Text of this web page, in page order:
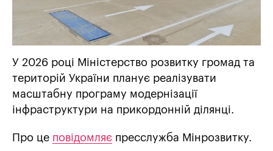
У 2026 році Міністерство розвитку громад та
територій України планує реалізувати
масштабну програму модернізації
інфраструктури на прикордонній ділянці.
Про це повідомляє пресслужба Мінрозвитку.